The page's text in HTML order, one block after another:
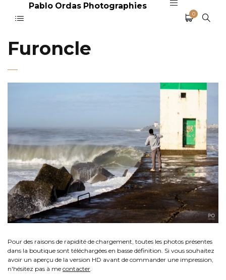
Pablo Ordas Photographies
0
Furoncle
Pour des raisons de rapidité de chargement, toutes les photos présentes
dans la boutique sont téléchargées en basse définition. Si vous souhaitez
avoir un aperçu de la version HD avant de commander une impression,
n'hésitez pas à me contacter